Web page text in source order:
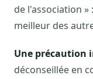
de l'association
meilleur des
Une précaution
déconseillée en